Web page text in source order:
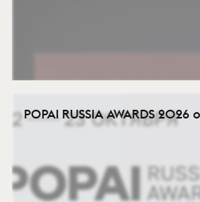
POPAI RUSSIA AWARDS